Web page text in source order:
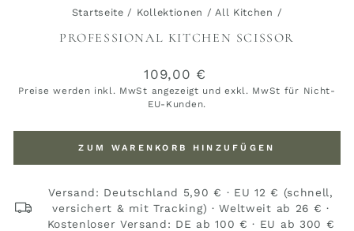
Startseite / Kollektionen / All Kitchen /
PROFESSIONAL KITCHEN SCISSOR
Normaler
Preis
109,00 €
Preise werden inkl. MwSt angezeigt und exkl. MwSt für Nicht-
EU-Kunden.
ZUM WARENKORB HINZUFÜGEN
Versand: Deutschland 5,90 € · EU 12 € (schnell,
versichert & mit Tracking) · Weltweit ab 26 € ·
Kostenloser Versand: DE ab 100 € · EU ab 300 €